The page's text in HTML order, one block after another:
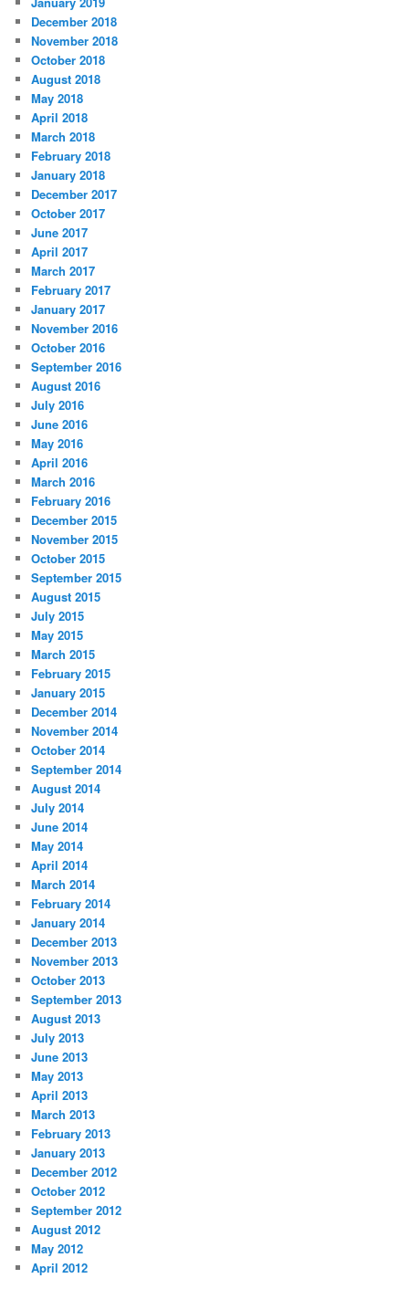
December 2018
November 2018
October 2018
August 2018
May 2018
April 2018
March 2018
February 2018
January 2018
December 2017
October 2017
June 2017
April 2017
March 2017
February 2017
January 2017
November 2016
October 2016
September 2016
August 2016
July 2016
June 2016
May 2016
April 2016
March 2016
February 2016
December 2015
November 2015
October 2015
September 2015
August 2015
July 2015
May 2015
March 2015
February 2015
January 2015
December 2014
November 2014
October 2014
September 2014
August 2014
July 2014
June 2014
May 2014
April 2014
March 2014
February 2014
January 2014
December 2013
November 2013
October 2013
September 2013
August 2013
July 2013
June 2013
May 2013
April 2013
March 2013
February 2013
January 2013
December 2012
October 2012
September 2012
August 2012
May 2012
April 2012